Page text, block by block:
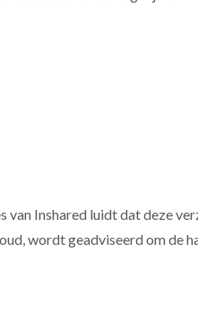
Inshared luidt dat deze
wordt geadviseerd om de